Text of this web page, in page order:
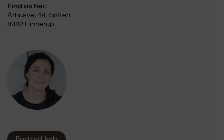
Find os her:
Århusvej 49, Søften
8382 Hinnerup